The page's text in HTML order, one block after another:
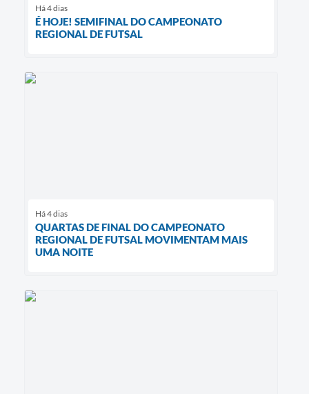
Há 4 dias
É HOJE! SEMIFINAL DO CAMPEONATO
REGIONAL DE FUTSAL
Há 4 dias
QUARTAS DE FINAL DO CAMPEONATO
REGIONAL DE FUTSAL MOVIMENTAM MAIS
UMA NOITE